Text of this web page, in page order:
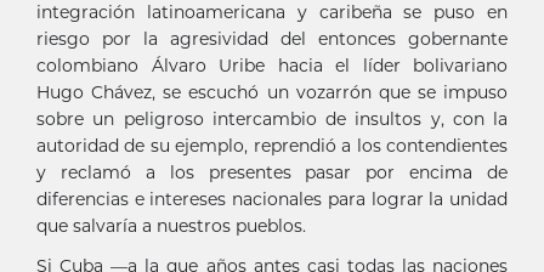
integración latinoamericana y caribeña se puso en
riesgo por la agresividad del entonces gobernante
colombiano Álvaro Uribe hacia el líder bolivariano
Hugo Chávez, se escuchó un vozarrón que se impuso
sobre un peligroso intercambio de insultos y, con la
autoridad de su ejemplo, reprendió a los contendientes
y reclamó a los presentes pasar por encima de
diferencias e intereses nacionales para lograr la unidad
que salvaría a nuestros pueblos.
Si Cuba —a la que años antes casi todas las naciones